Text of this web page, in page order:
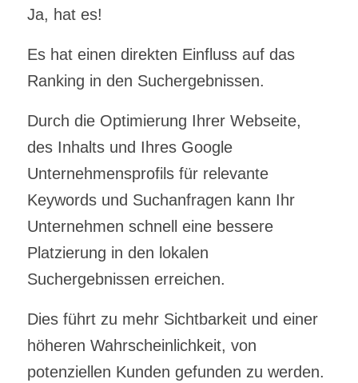
Ja, hat es!
Es hat einen direkten Einfluss auf das
Ranking in den Suchergebnissen.
Durch die Optimierung Ihrer Webseite,
des Inhalts und Ihres Google
Unternehmensprofils für relevante
Keywords und Suchanfragen kann Ihr
Unternehmen schnell eine bessere
Platzierung in den lokalen
Suchergebnissen erreichen.
Dies führt zu mehr Sichtbarkeit und einer
höheren Wahrscheinlichkeit, von
potenziellen Kunden gefunden zu werden.